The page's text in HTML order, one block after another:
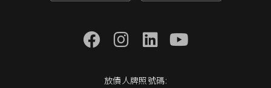
放債人牌照號碼: